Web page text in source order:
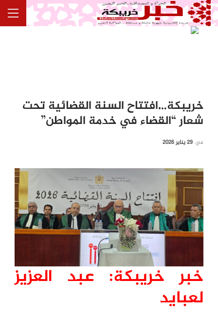
خريبكة…افتتاح السنة القضائية تحت
شعار “القضاء في خدمة المواطن”
في 29 يناير 2026
خبر خريبكة: عبد العزيز
لعبايد